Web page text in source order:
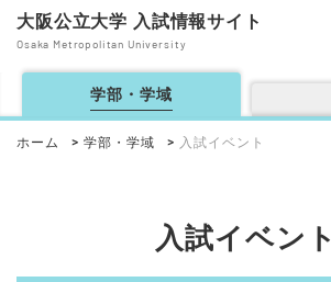
大阪公立大学 入試情報サイト
Osaka Metropolitan University
学部・学域
ホーム 学部・学域 入試イベント
入試イベント